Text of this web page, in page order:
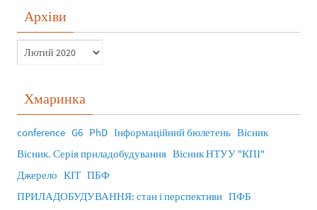
Архіви
Хмаринка
conference G6 PhD Інформаційний бюлетень Вісник
Вісник. Серія приладобудування Вісник НТУУ "КПІ"
Джерело КІТ ПБФ
ПРИЛАДОБУДУВАННЯ: стан і перспективи ПФБ